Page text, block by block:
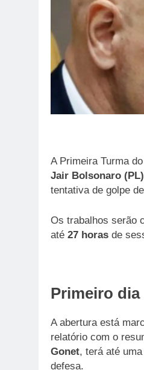
A Primeira Turma
Jair Bolsonaro (PL)
tentativa de golpe
Os trabalhos serão
até 27 horas de
Primeiro dia
A abertura está
relatório com o
Gonet, terá até
defesa.